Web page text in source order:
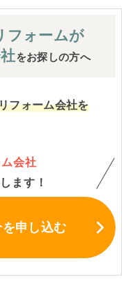
フォームが
をお探しの方へ
フォーム会社を
会社
ます！
を申し込む